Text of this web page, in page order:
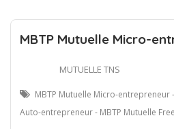
MBTP Mutuelle Micro-
MUTUELLE TNS
MBTP Mutuelle Micro-entrepreneur
Auto-entrepreneur - MBTP Mutuelle